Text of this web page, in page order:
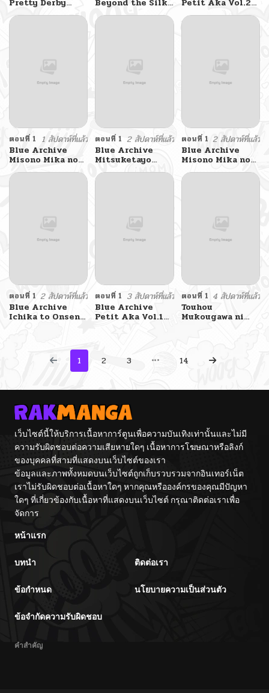
Pretty Derby
Beyond the
Golden Voyage
Beyond the Silk
Road By fuyakero
Petit Aka Vol.2
By Mirun
ตอนที่ 1 1 สัปดาห์ที่แล้ว
Blue Archive
Misono Mika no
Archive 2 By
UTAKA
ตอนที่ 1 2 สัปดาห์ที่แล้ว
Blue Archive
Mitsuketayo
Hoshino-chan By
ko9m02
ตอนที่ 1 2 สัปดาห์ที่แล้ว
Blue Archive
Misono Mika no
Archive 1 By
UTAKA
ตอนที่ 1 2 สัปดาห์ที่แล้ว
Blue Archive
Ichika to Onsen
ตอนที่ 1 3 สัปดาห์ที่แล้ว
Blue Archive
Petit Aka Vol.1
ตอนที่ 1 4 สัปดาห์ที่แล้ว
Touhou
Mukougawa ni
1
2 3 14
เว็บไซต์นี้ให้บริการเนื้อหาการ์ตูนเพื่อความบันเทิงเท่านั้นและไม่มี
ความรับผิดชอบต่อความเสียหายใดๆ เนื้อหาการโฆษณาหรือลิงก์
ของบุคคลที่สามที่แสดงบนเว็บไซต์ของเรา
ข้อมูลและภาพทั้งหมดบนเว็บไซต์ถูกเก็บรวบรวมจากอินเทอร์เน็ต
เราไม่รับผิดชอบต่อเนื้อหาใดๆ หากคุณหรือองค์กรของคุณมีปัญหา
ใดๆ ที่เกี่ยวข้องกับเนื้อหาที่แสดงบนเว็บไซต์ กรุณาติดต่อเราเพื่อ
จัดการ
หน้าแรก
บทนำ ติดต่อเรา
ข้อกำหนด นโยบายความเป็นส่วนตัว
ข้อจำกัดความรับผิดชอบ
คำสำคัญ